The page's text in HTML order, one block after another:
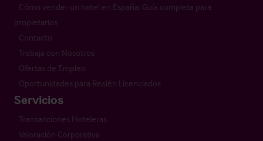
Cómo vender un hotel en España: Guía completa para
propietarios
Contacto
Trabaja con Nosotros
Ofertas de Empleo
Oportunidades para Recién Licenciados
Servicios
Transacciones Hoteleras
Valoración Corporativa